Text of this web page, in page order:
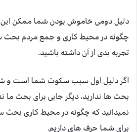
دلیل دومی خاموش بودن شما ممکن این
چگونه در محیط کاری و جمع مردم بحث
تجربه بدی از آن داشته باشید.
اگر دلیل اول سبب سکوت شما است و
بحث ها ندارید، دیگر جایی برای بحث ما
نمیدانید که چگونه در محیط کاری بحث
برای شما حرف های داریم.